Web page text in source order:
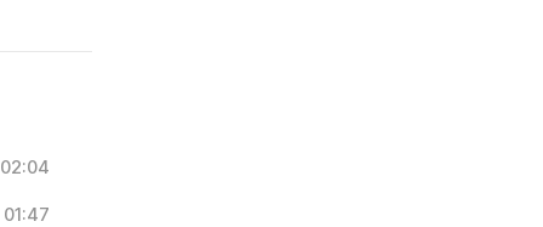
02:04
01:47